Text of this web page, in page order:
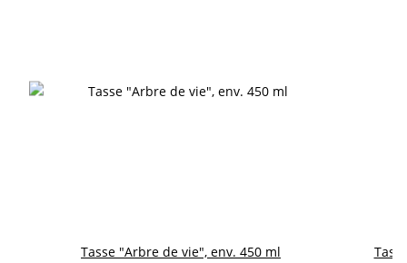
Tasse "Arbre de vie", env. 450 ml